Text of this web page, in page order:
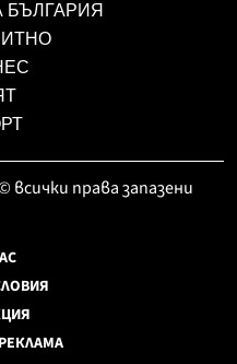
БЪЛГАРИЯ
всички права запазени